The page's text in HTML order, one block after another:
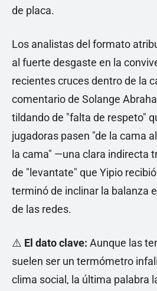
de placa.
Los analistas del formato
al fuerte desgaste en la
recientes cruces dentro de la
comentario de Solange
tildando de "falta de respeto"
jugadoras pasen "de la cama
la cama" —una clara indirecta
de "levantate" que Yipio
terminó de inclinar la balanza
de las redes.
⚠️ El dato clave: Aunque las
suelen ser un termómetro
clima social, la última palabra